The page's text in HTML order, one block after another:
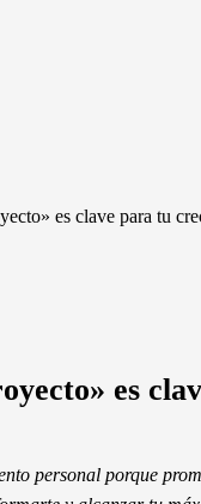
es clave para tu
es
personal porque